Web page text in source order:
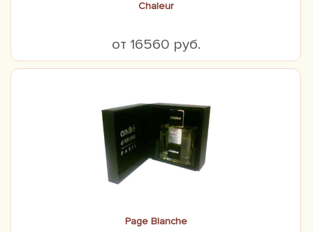
Chaleur
от 16560 руб.
Page Blanche